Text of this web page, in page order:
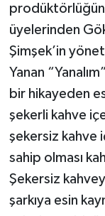
üyelerinden
Şimşek’in
Yanan
bir hikayeden
şekerli kahve
şekersiz kahve
sahip olması
Şekersiz
şarkıya esin